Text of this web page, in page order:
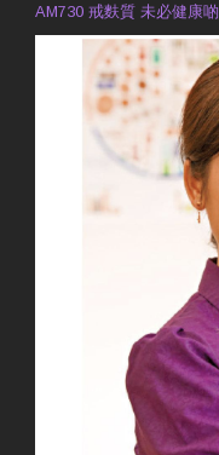
AM730 戒麩質 未必健康啲